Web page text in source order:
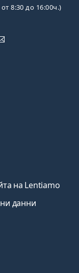
8:30 до 16:00ч.)
на Lentiamo
данни